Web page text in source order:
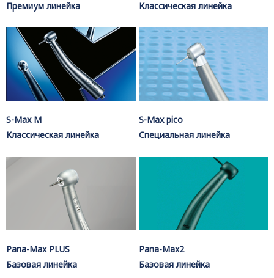
Премиум линейка
Классическая линейка
S-Max M
Классическая линейка
S-Max pico
Специальная линейка
Pana-Max PLUS
Базовая линейка
Pana-Max2
Базовая линейка